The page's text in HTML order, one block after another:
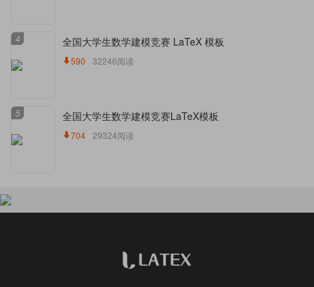
4 全国大学生数学建模竞赛 LaTeX 模板
590 32246阅读
5 全国大学生数学建模竞赛LaTeX模板
704 29324阅读